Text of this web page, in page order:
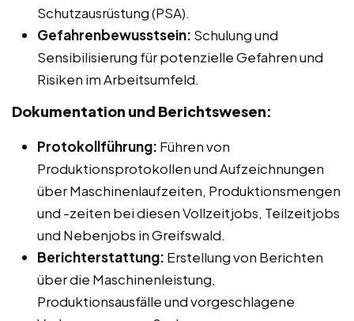
Schutzausrüstung (PSA).
Gefahrenbewusstsein: Schulung und
Sensibilisierung für potenzielle Gefahren und
Risiken im Arbeitsumfeld.
Dokumentation und Berichtswesen:
Protokollführung: Führen von
Produktionsprotokollen und Aufzeichnungen
über Maschinenlaufzeiten, Produktionsmengen
und -zeiten bei diesen Vollzeitjobs, Teilzeitjobs
und Nebenjobs in Greifswald.
Berichterstattung: Erstellung von Berichten
über die Maschinenleistung,
Produktionsausfälle und vorgeschlagene